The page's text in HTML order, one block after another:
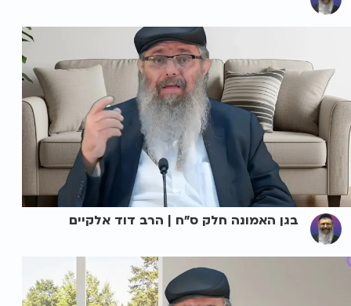
בגן האמונה חלק ס"ח | הרב דוד אלקיים